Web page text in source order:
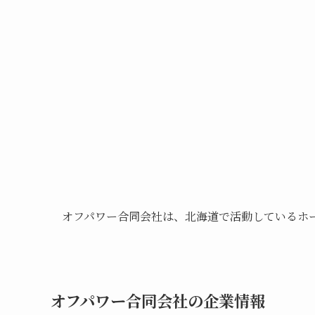
オフパワー合同会社は、北海道で活動しているホ
オフパワー合同会社の企業情報